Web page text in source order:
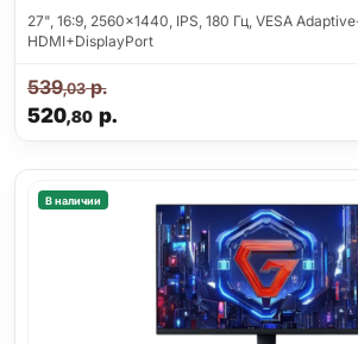
27", 16:9, 2560x1440, IPS, 180 Гц, VESA
HDMI+DisplayPort
520,80р.
539,03р.
В наличии